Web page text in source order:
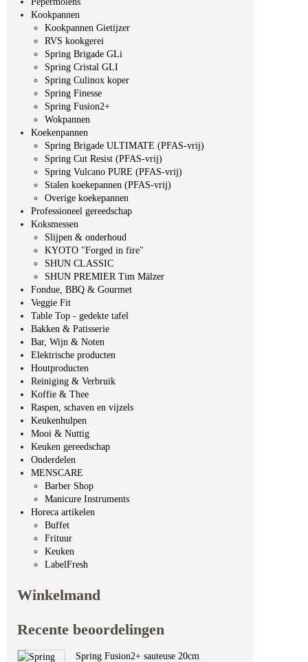
Kookpannen
Kookpannen Gietijzer
RVS kookgerei
Spring Brigade GLi
Spring Cristal GLI
Spring Culinox koper
Spring Finesse
Spring Fusion2+
Wokpannen
Koekenpannen
Spring Brigade ULTIMATE (PFAS-vrij)
Spring Cut Resist (PFAS-vrij)
Spring Vulcano PURE (PFAS-vrij)
Stalen koekepannen (PFAS-vrij)
Overige koekepannen
Professioneel gereedschap
Koksmessen
Slijpen & onderhoud
KYOTO "Forged in fire"
SHUN CLASSIC
SHUN PREMIER Tim Mälzer
Fondue, BBQ & Gourmet
Veggie Fit
Table Top - gedekte tafel
Bakken & Patisserie
Bar, Wijn & Noten
Elektrische producten
Houtproducten
Reiniging & Verbruik
Koffie & Thee
Raspen, schaven en vijzels
Keukenhulpen
Mooi & Nuttig
Keuken gereedschap
Onderdelen
MENSCARE
Barber Shop
Manicure Instruments
Horeca artikelen
Buffet
Frituur
Keuken
LabelFresh
Winkelmand
Recente beoordelingen
Spring Fusion2+ sauteuse 20cm